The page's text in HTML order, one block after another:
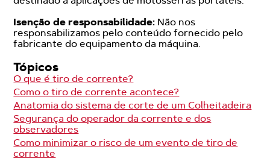
Isenção de responsabilidade: Não nos
responsabilizamos pelo conteúdo fornecido pelo
fabricante do equipamento da máquina.
Tópicos
O que é tiro de corrente?
Como o tiro de corrente acontece?
Anatomia do sistema de corte de um Colheitadeira
Segurança do operador da corrente e dos
observadores
Como minimizar o risco de um evento de tiro de
corrente